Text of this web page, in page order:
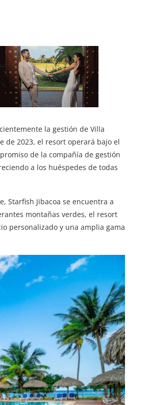
la gestión de Villa
de 2023, el resort operará bajo el
de la compañía de gestión
a los huéspedes de todas
Starfish Jibacoa se encuentra a
montañas verdes, el resort
personalizado y una amplia gama